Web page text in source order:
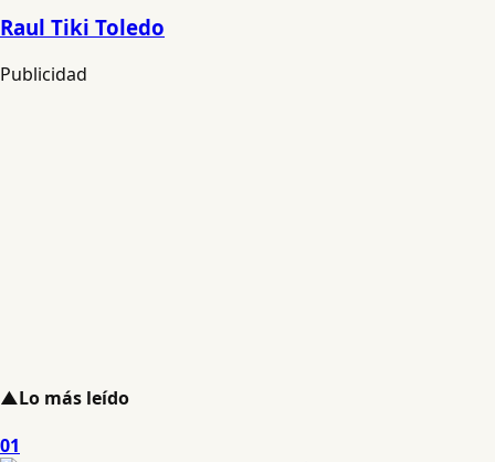
Raul Tiki Toledo
Publicidad
▲Lo más leído
01